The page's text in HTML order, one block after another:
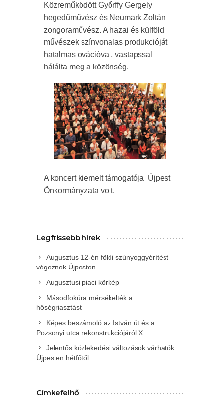
Közreműködött Győrffy Gergely
hegedűművész és Neumark Zoltán
zongoraművész. A hazai és külföldi
művészek színvonalas produkcióját
hatalmas ovációval, vastapssal
hálálta meg a közönség.
A koncert kiemelt támogatója Újpest
Önkormányzata volt.
Legfrissebb hírek
Augusztus 12-én földi szúnyoggyérítést
végeznek Újpesten
Augusztusi piaci körkép
Másodfokúra mérsékelték a
hőségriasztást
Képes beszámoló az István út és a
Pozsonyi utca rekonstrukciójáról X.
Jelentős közlekedési változások várhatók
Újpesten hétfőtől
Címkefelhő